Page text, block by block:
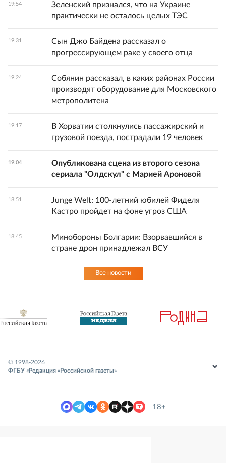
19:54
Зеленский признался, что на Украине
практически не осталось целых ТЭС
19:31
Сын Джо Байдена рассказал о
прогрессирующем раке у своего отца
19:24
Собянин рассказал, в каких районах России
производят оборудование для Московского
метрополитена
19:17
В Хорватии столкнулись пассажирский и
грузовой поезда, пострадали 19 человек
19:04
Опубликована сцена из второго сезона
сериала "Олдскул" с Марией Ароновой
18:51
Junge Welt: 100-летний юбилей Фиделя
Кастро пройдет на фоне угроз США
18:45
Минобороны Болгарии: Взорвавшийся в
стране дрон принадлежал ВСУ
Все новости
© 1998-2026
ФГБУ «Редакция «Российской газеты»
18+